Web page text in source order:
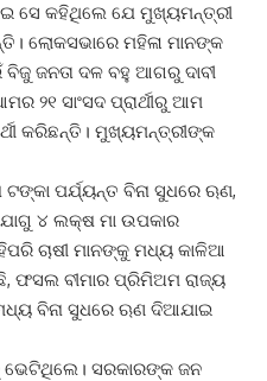
ସେ କହିଥିଲେ ଯେ ମୁଖ୍ୟମନ୍ତ୍ରୀ
ଲୋକସଭାରେ ମହିଳା ମାନଙ୍କ
ଜନତା ଦଳ ବହୁ ଆଗରୁ ଦାବୀ
୨୧ ସାଂସଦ ପ୍ରାର୍ଥୀରୁ ଆମ
କରିଛନ୍ତି। ମୁଖ୍ୟମନ୍ତ୍ରୀଙ୍କ
ପର୍ଯ୍ୟନ୍ତ ବିନା ସୁଧରେ ଋଣ,
୪ ଲକ୍ଷ ମା ଉପକାର
ଚାଷୀ ମାନଙ୍କୁ ମଧ୍ୟ କାଳିଆ
ଫସଲ ବୀମାର ପ୍ରିମିଅମ ରାଜ୍ୟ
ବିନା ସୁଧରେ ଋଣ ଦିଆଯାଇ
ଭେଟିଥିଲେ। ସରକାରଙ୍କ ଜନ